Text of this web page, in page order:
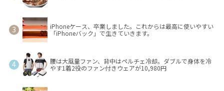
iPhoneケース、卒業しました。これからは最高に使いやすい
「iPhoneバック」で生きていきます。
腰は大風量ファン、背中はペルチェ冷却。ダブルで身体を冷
やす1着2役のファン付きウェアが10,980円